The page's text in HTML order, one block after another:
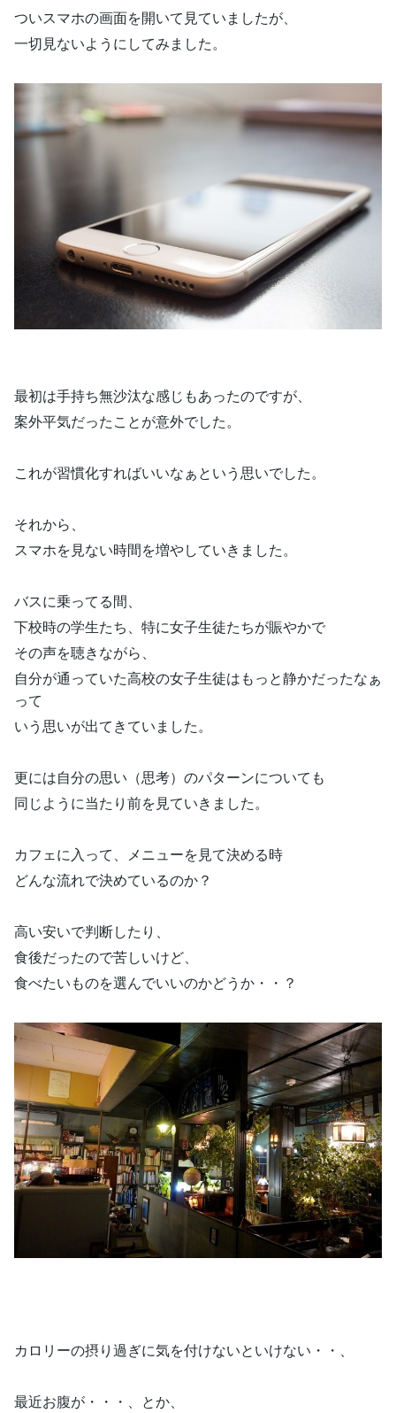
ついスマホの画面を開いて見ていましたが、
一切見ないようにしてみました。
最初は手持ち無沙汰な感じもあったのですが、
案外平気だったことが意外でした。
これが習慣化すればいいなぁという思いでした。
それから、
スマホを見ない時間を増やしていきました。
バスに乗ってる間、
下校時の学生たち、特に女子生徒たちが賑やかで
その声を聴きながら、
自分が通っていた高校の女子生徒はもっと静かだったなぁ
って
いう思いが出てきていました。
更には自分の思い（思考）のパターンについても
同じように当たり前を見ていきました。
カフェに入って、メニューを見て決める時
どんな流れで決めているのか？
高い安いで判断したり、
食後だったので苦しいけど、
食べたいものを選んでいいのかどうか・・？
カロリーの摂り過ぎに気を付けないといけない・・、
最近お腹が・・・、とか、